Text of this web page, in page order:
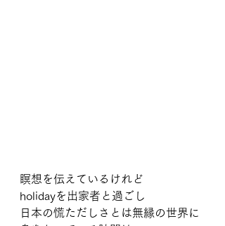
瞑想を伝えているけれど
holidayを出家者と過ごし
日本の慌ただしさとは無縁の世界に